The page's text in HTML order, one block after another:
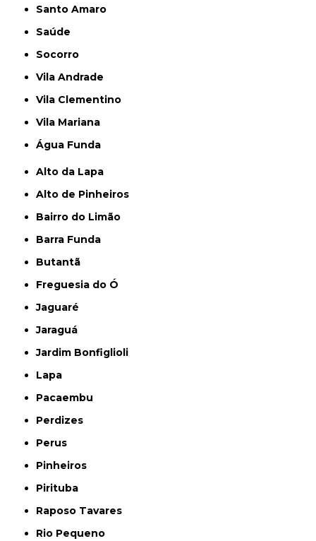
Santo Amaro
Saúde
Socorro
Vila Andrade
Vila Clementino
Vila Mariana
Água Funda
Alto da Lapa
Alto de Pinheiros
Bairro do Limão
Barra Funda
Butantã
Freguesia do Ó
Jaguaré
Jaraguá
Jardim Bonfiglioli
Lapa
Pacaembu
Perdizes
Perus
Pinheiros
Pirituba
Raposo Tavares
Rio Pequeno